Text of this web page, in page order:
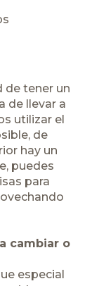
de tener un
de llevar a
utilizar el
de
hay un
puedes
para
cambiar o
especial